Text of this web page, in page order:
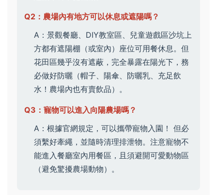
Q2：農場內有地方可以休息或遮陽嗎？
A：景觀餐廳、DIY教室區、兒童遊戲區沙坑上
方都有遮陽棚（或室內）座位可用餐休息。但
花田區幾乎沒有遮蔽，完全暴露在陽光下，務
必做好防曬（帽子、陽傘、防曬乳、充足飲
水！農場內也有賣飲品）。
Q3：寵物可以進入向陽農場嗎？
A：根據官網規定，可以攜帶寵物入園！ 但必
須繫好牽繩，並隨時清理排泄物。注意寵物不
能進入餐廳室內用餐區，且須避開可愛動物區
（避免驚擾農場動物）。